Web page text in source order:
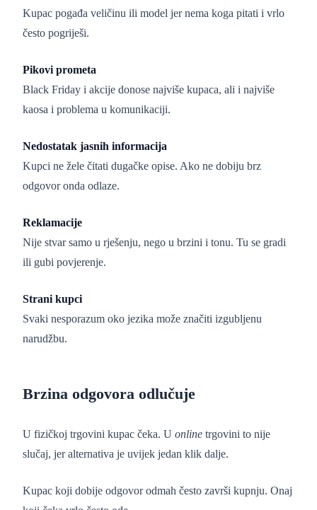
Kupac pogađa veličinu ili model jer nema koga pitati i vrlo
često pogriješi.
Pikovi prometa
Black Friday i akcije donose najviše kupaca, ali i najviše
kaosa i problema u komunikaciji.
Nedostatak jasnih informacija
Kupci ne žele čitati dugačke opise. Ako ne dobiju brz
odgovor onda odlaze.
Reklamacije
Nije stvar samo u rješenju, nego u brzini i tonu. Tu se gradi
ili gubi povjerenje.
Strani kupci
Svaki nesporazum oko jezika može značiti izgubljenu
narudžbu.
Brzina odgovora odlučuje
U fizičkoj trgovini kupac čeka. U online trgovini to nije
slučaj, jer alternativa je uvijek jedan klik dalje.
Kupac koji dobije odgovor odmah često završi kupnju. Onaj